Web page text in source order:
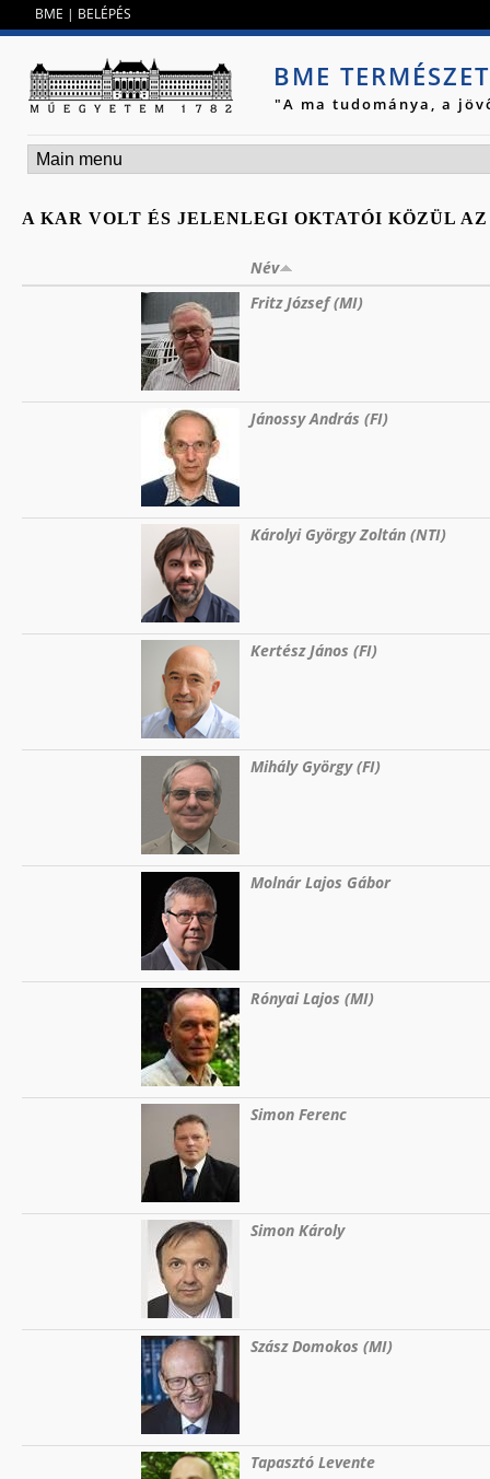
BME | BELÉPÉS
BME
"A ma tudománya, a
A KAR VOLT ÉS JELENLEGI OKTATÓI KÖZÜL
Név
Fritz József (MI)
Jánossy András (FI)
Károlyi György Zoltán (NTI)
Kertész János (FI)
Mihály György (FI)
Molnár Lajos Gábor
Rónyai Lajos (MI)
Simon Ferenc
Simon Károly
Szász Domokos (MI)
Tapasztó Levente